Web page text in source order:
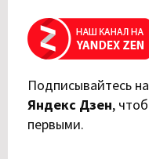
Подписывайтесь на
Яндекс Дзен,
первыми.